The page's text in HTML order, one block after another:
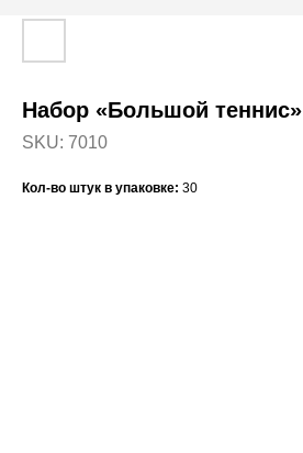
Набор «Большой теннис»
SKU: 7010
Кол-во штук в упаковке: 30